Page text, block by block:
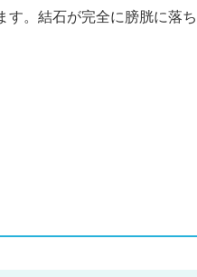
す。結石が完全に膀胱に落